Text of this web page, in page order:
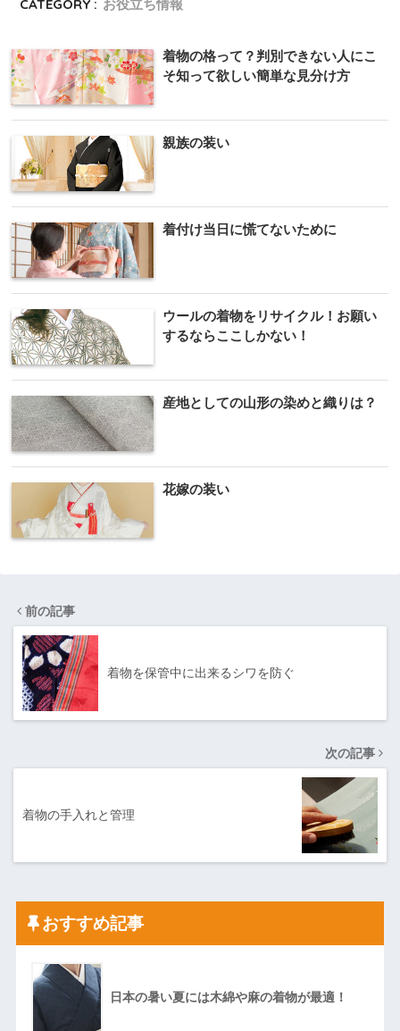
CATEGORY : お役立ち情報
着物の格って？判別できない人にこ
そ知って欲しい簡単な見分け方
親族の装い
着付け当日に慌てないために
ウールの着物をリサイクル！お願い
するならここしかない！
産地としての山形の染めと織りは？
花嫁の装い
前の記事
着物を保管中に出来るシワを防ぐ
次の記事
着物の手入れと管理
おすすめ記事
日本の暑い夏には木綿や麻の着物が最適！